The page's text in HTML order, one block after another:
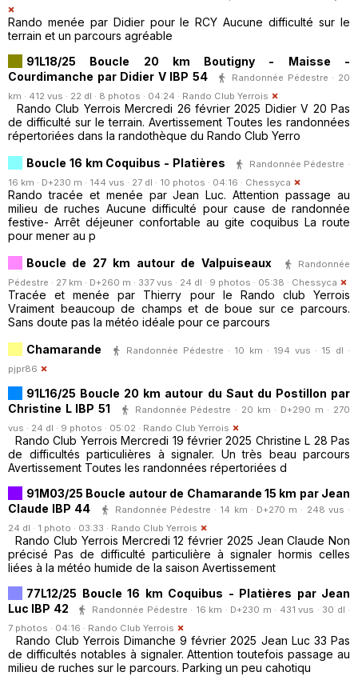
Rando menée par Didier pour le RCY Aucune difficulté sur le
terrain et un parcours agréable
91L18/25 Boucle 20 km Boutigny - Maisse -
Courdimanche par Didier V IBP 54
Randonnée Pédestre · 20
km · 412 vus · 22 dl · 8 photos · 04:24 · Rando Club Yerrois
Rando Club Yerrois Mercredi 26 février 2025 Didier V 20 Pas
de difficulté sur le terrain. Avertissement Toutes les randonnées
répertoriées dans la randothèque du Rando Club Yerro
Boucle 16 km Coquibus - Platières
Randonnée Pédestre ·
16 km · D+230 m · 144 vus · 27 dl · 10 photos · 04:16 · Chessyca
Rando tracée et menée par Jean Luc. Attention passage au
milieu de ruches Aucune difficulté pour cause de randonnée
festive- Arrêt déjeuner confortable au gite coquibus La route
pour mener au p
Boucle de 27 km autour de Valpuiseaux
Randonnée
Pédestre · 27 km · D+260 m · 337 vus · 24 dl · 9 photos · 05:38 · Chessyca
Tracée et menée par Thierry pour le Rando club Yerrois
Vraiment beaucoup de champs et de boue sur ce parcours.
Sans doute pas la météo idéale pour ce parcours
Chamarande
Randonnée Pédestre · 10 km · 194 vus · 15 dl ·
pjpr86
91L16/25 Boucle 20 km autour du Saut du Postillon par
Christine L IBP 51
Randonnée Pédestre · 20 km · D+290 m · 270
vus · 24 dl · 9 photos · 05:02 · Rando Club Yerrois
Rando Club Yerrois Mercredi 19 février 2025 Christine L 28 Pas
de difficultés particulières à signaler. Un très beau parcours
Avertissement Toutes les randonnées répertoriées d
91M03/25 Boucle autour de Chamarande 15 km par Jean
Claude IBP 44
Randonnée Pédestre · 14 km · D+270 m · 248 vus ·
24 dl · 1 photo · 03:33 · Rando Club Yerrois
Rando Club Yerrois Mercredi 12 février 2025 Jean Claude Non
précisé Pas de difficulté particulière à signaler hormis celles
liées à la météo humide de la saison Avertissement
77L12/25 Boucle 16 km Coquibus - Platières par Jean
Luc IBP 42
Randonnée Pédestre · 16 km · D+230 m · 431 vus · 30 dl ·
7 photos · 04:16 · Rando Club Yerrois
Rando Club Yerrois Dimanche 9 février 2025 Jean Luc 33 Pas
de difficultés notables à signaler. Attention toutefois passage au
milieu de ruches sur le parcours. Parking un peu cahotiqu